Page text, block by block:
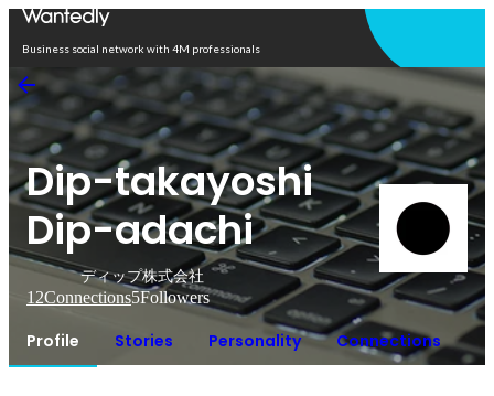
Business social network with 4M professionals
Dip-takayoshi
Dip-adachi
ディップ株式会社
12Connections5Followers
Profile Stories Personality Connections